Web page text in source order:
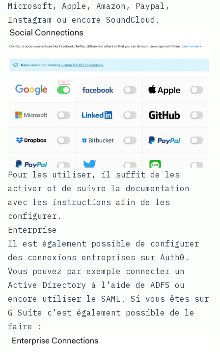
Microsoft, Apple, Amazon, Paypal,
Instagram ou encore SoundCloud.
Pour les utiliser, il suffit de les
activer et de suivre la documentation
avec les instructions afin de les
configurer.
Enterprise
Il est également possible de configurer
des connexions entreprises sur Auth0.
Vous pouvez par exemple connecter un
Active Directory à l’aide de ADFS ou
encore utiliser le SAML. Si vous êtes sur
G Suite c’est également possible de le
faire :